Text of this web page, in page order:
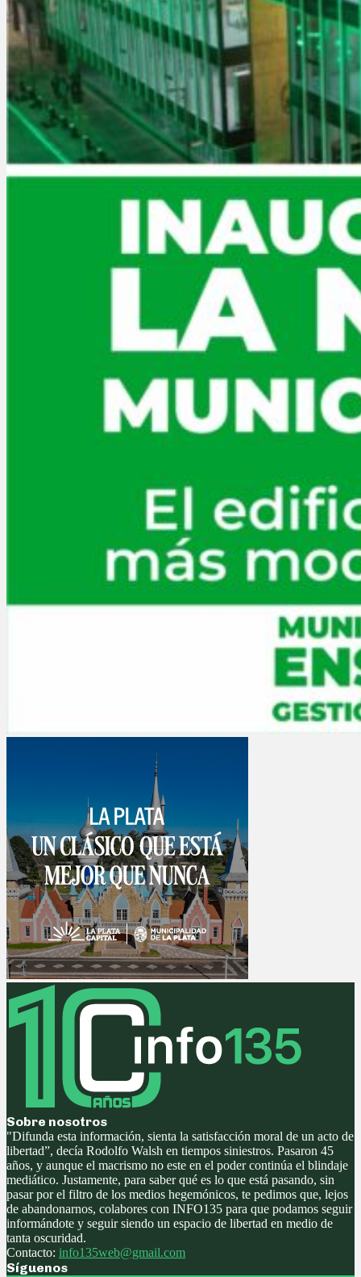
Sobre nosotros
"Difunda esta información, sienta la satisfacción moral de un acto de
libertad”, decía Rodolfo Walsh en tiempos siniestros. Pasaron 45
años, y aunque el macrismo no este en el poder continúa el blindaje
mediático. Justamente, para saber qué es lo que está pasando, sin
pasar por el filtro de los medios hegemónicos, te pedimos que, lejos
de abandonarnos, colabores con INFO135 para que podamos seguir
informándote y seguir siendo un espacio de libertad en medio de
tanta oscuridad.
Contacto: info135web@gmail.com
Síguenos